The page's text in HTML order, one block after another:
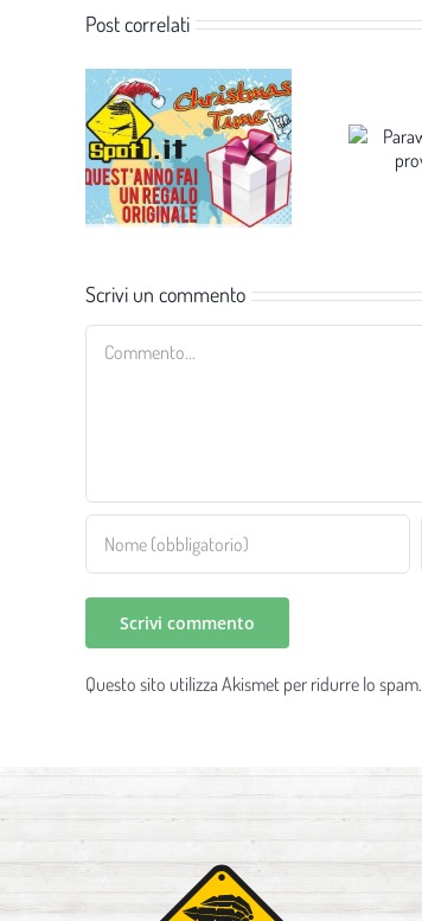
Post correlati
Scrivi un commento
Commento
Questo sito utilizza Akismet per ridurre lo spam.